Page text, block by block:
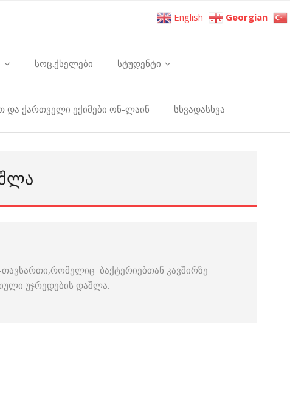
სოც.ქსელები სტუდენტი
და ქართველი ექიმები ონ-ლაინ სხვადასხვა
ბაქტერიებთან კავშირზე
უჯრედების დაშლა.
English Georgian